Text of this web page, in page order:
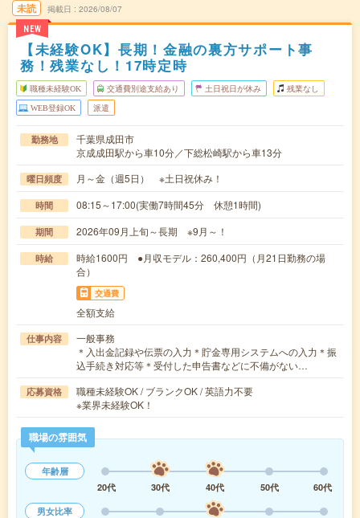
未読
NEW
掲載日 2026/08/07
【未経験OK】長期！金融の裏方サポート事
務！残業なし！17時定時
職種未経験OK 交通費別途支給あり 土日祝日が休み 残業なし
WEB登録OK 派遣
勤務地
千葉県成田市
京成成田駅から車10分／下総松崎駅から車13分
曜日頻度 月～金（週5日） ※土日祝休み！
時間 08:15～17:00(実働7時間45分 休憩1時間)
期間 2026年09月上旬～長期 ※9月～！
時給
時給1600円 ●月収モデル：260,400円（月21日勤務の場
合）
交通費
全額支給
仕事内容
一般事務
＊入出金記録や伝票の入力＊貯金専用システムへの入力＊振
込手続き対応等＊受付した申告書などに不備がない…
応募資格
職種未経験OK / ブランクOK / 英語力不要
※業界未経験OK！
職場の雰囲気
年齢層
20代
30代 40代 50代
60代
男女比率